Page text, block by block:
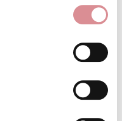
ABITO A UNA